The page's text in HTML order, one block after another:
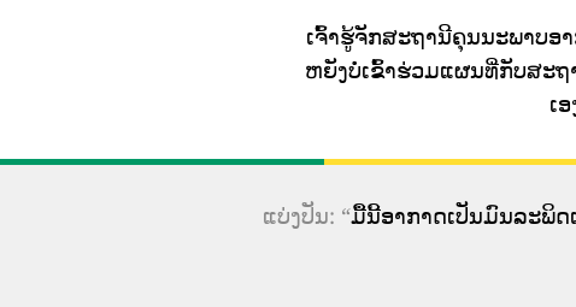
ເຈົ້າຮູ້ຈັກສະຖານີຄຸນນະພາບອ
ຫຍັງບໍ່ເຂົ້າຮ່ວມແຜນທີ່ກັບສະ
ເ
ແບ່ງປັນ: “ມື້ນີ້ອາກາດເປັນມົນລະພິດ